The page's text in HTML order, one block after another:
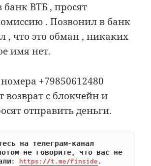
банк ВТБ , просят
. Позвонил в банк
, что это обман , никаких
имя нет.
+79850612480
возврат с блокчейн и
отправить деньги.
на телеграм-канал
не говорите, что вас не
https://t.me/finside.